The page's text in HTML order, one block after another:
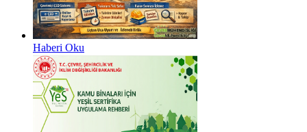
Haberi Oku